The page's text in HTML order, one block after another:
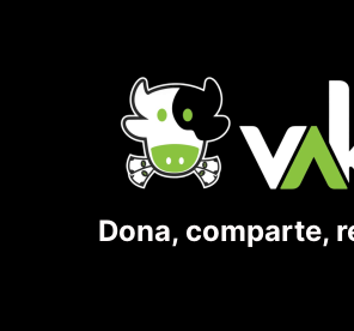
Dona, comparte,